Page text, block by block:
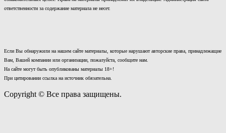
ответственности за содержание материала не несет.
Если Вы обнаружили на нашем сайте материалы, которые нарушают авторские права, принадлежащие
Вам, Вашей компании или организации, пожалуйста, сообщите нам.
На сайте могут быть опубликованы материалы 18+!
При цитировании ссылка на источник обязательна.
Copyright © Все права защищены.